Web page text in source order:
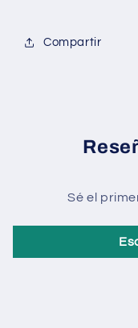
Fresco
Compartir
Sé el